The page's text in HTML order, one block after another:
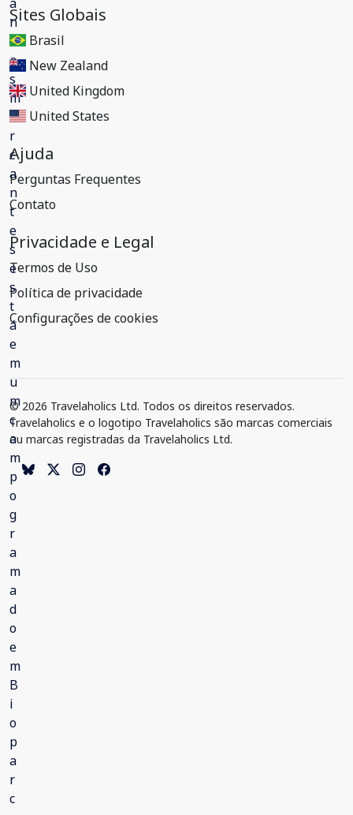
Sites Globais
Brasil
New Zealand
United Kingdom
United States
Ajuda
Perguntas Frequentes
Contato
Privacidade e Legal
Termos de Uso
Política de privacidade
Configurações de cookies
© 2026 Travelaholics Ltd. Todos os direitos reservados.
Travelaholics e o logotipo Travelaholics são marcas comerciais
ou marcas registradas da Travelaholics Ltd.